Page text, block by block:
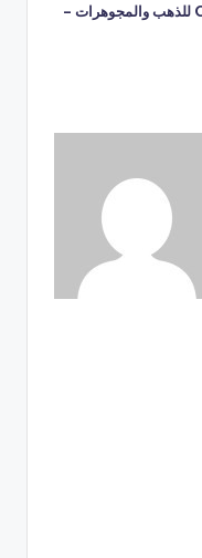
كود خصم اونيكس روز Onex Rose للذهب والمجوهرات –